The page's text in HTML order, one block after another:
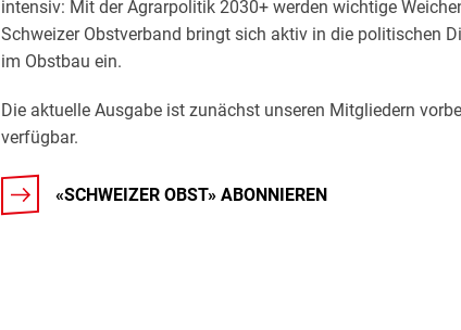
intensiv: Mit der Agrarpolitik 2030+ werden wichtige
Schweizer Obstverband bringt sich aktiv in die politischen
im Obstbau ein.
Die aktuelle Ausgabe ist zunächst unseren Mitgliedern
verfügbar.
«SCHWEIZER OBST» ABONNIEREN